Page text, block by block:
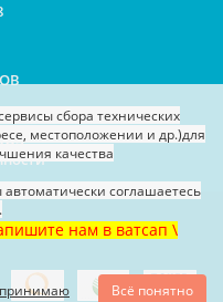
сбора технических
местоположении и др.)для
качества
соглашаетесь
нам в ватсап \
Всё понятно